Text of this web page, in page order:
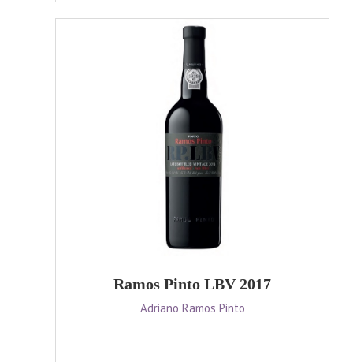
Ramos Pinto LBV 2017
Adriano Ramos Pinto